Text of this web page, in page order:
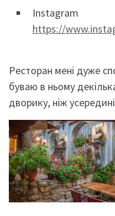
Instagram
https://
Ресторан мені дуже
буваю в ньому
дворику, ніж